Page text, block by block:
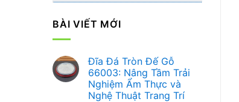
BÀI VIẾT MỚI
Đĩa Đá Tròn Đế Gỗ
66003: Nâng Tầm Trải
Nghiệm Ẩm Thực và
Nghệ Thuật Trang Trí